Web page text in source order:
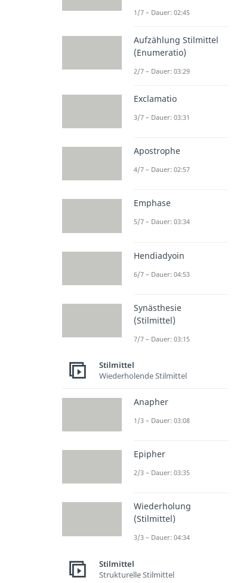
1/7 – Dauer: 02:45
Aufzählung Stilmittel
(Enumeratio)
2/7 – Dauer: 03:29
Exclamatio
3/7 – Dauer: 03:31
Apostrophe
4/7 – Dauer: 02:57
Emphase
5/7 – Dauer: 03:34
Hendiadyoin
6/7 – Dauer: 04:53
Synästhesie
(Stilmittel)
7/7 – Dauer: 03:15
Stilmittel
Wiederholende Stilmittel
Anapher
1/3 – Dauer: 03:08
Epipher
2/3 – Dauer: 03:35
Wiederholung
(Stilmittel)
3/3 – Dauer: 04:34
Stilmittel
Strukturelle Stilmittel